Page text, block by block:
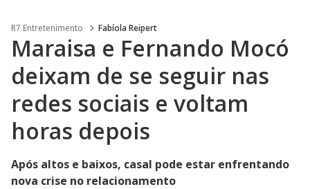
R7 Entretenimento Fabíola Reipert
Maraisa e Fernando Mocó
deixam de se seguir nas
redes sociais e voltam
horas depois
Após altos e baixos, casal pode estar enfrentando
nova crise no relacionamento